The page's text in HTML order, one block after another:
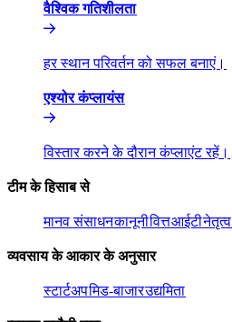
वैश्विक गतिशीलता​​
हर स्थान परिवर्तन को सफल बनाएं।​​
एश्योर कंप्लायंस​​
विस्तार करने के दौरान कंप्लाएंट रहें।​​
टीम के हिसाब से​​
मानव संसाधन​​कानूनी​​वित्त​​आईटी​​नेतृत्व​​
व्यवसाय के आकार के अनुसार​​
स्टार्टअप​​मिड-बाजार​​उद्यमिता​​